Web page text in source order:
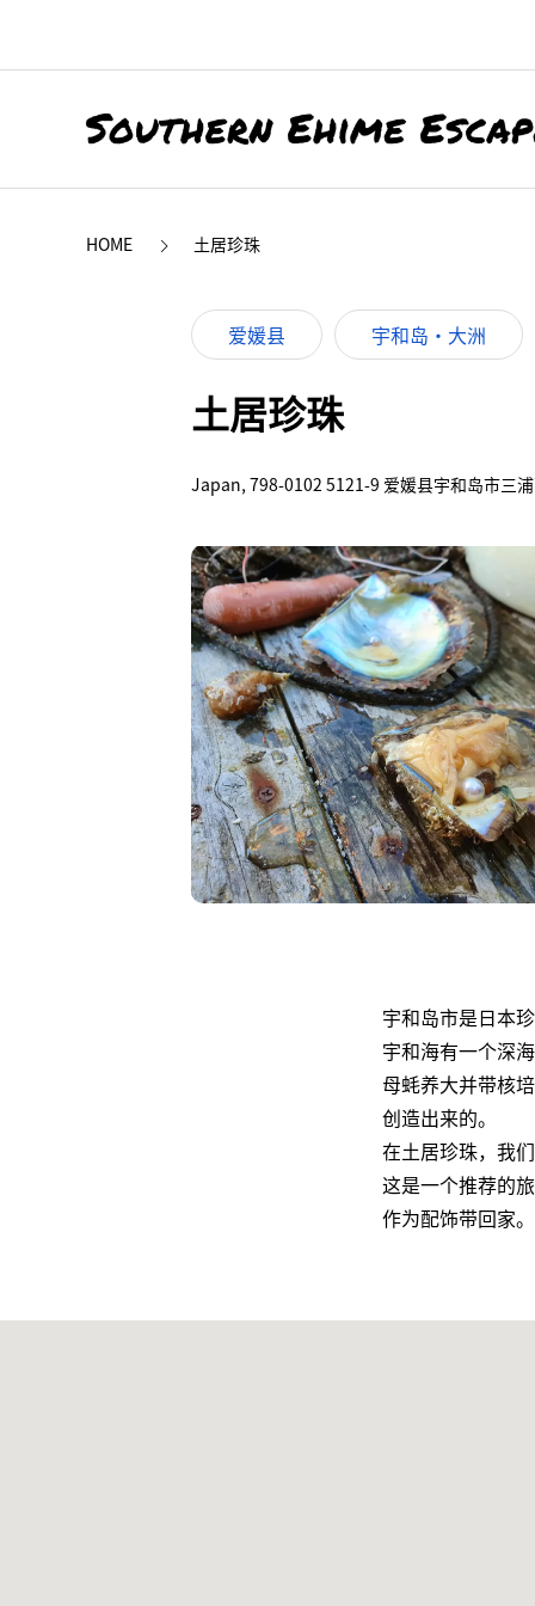
HOME 土居珍珠
爱媛县 宇和岛・大洲
土居珍珠
Japan, 798-0102 5121-9 爱媛县宇和岛市三
宇和岛市是日本
宇和海有一个深
母蚝养大并带核
创造出来的。
在土居珍珠，我
这是一个推荐的
作为配饰带回家。